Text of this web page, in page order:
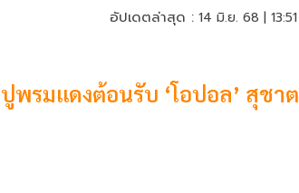
อัปเดตล่าสุด : 14 มิ.ย. 68 |
พรมแดงต้อนรับ ‘โอปอล’ สุชา